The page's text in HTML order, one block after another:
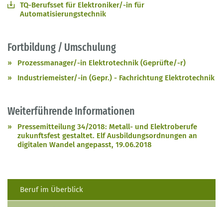
TQ-Berufsset für Elektroniker/-in für
Automatisierungstechnik
Fortbildung / Umschulung
Prozessmanager/-in Elektrotechnik (Geprüfte/-r)
Industriemeister/-in (Gepr.) - Fachrichtung Elektrotechnik
Weiterführende Informationen
Pressemitteilung 34/2018: Metall- und Elektroberufe
zukunftsfest gestaltet. Elf Ausbildungsordnungen an
digitalen Wandel angepasst, 19.06.2018
Beruf im Überblick